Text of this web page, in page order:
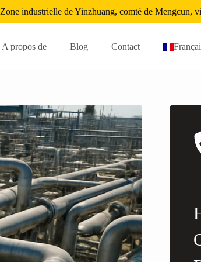
Zone industrielle de Yinzhuang, comté de Mengcun,
A propos de Blog Contact